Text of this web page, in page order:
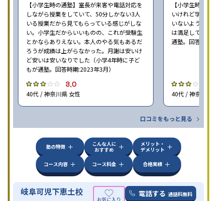
【小学生時の通塾】室長が来客や電話対応を
しながら授業をしていて、50分しかない3人
いる授業だから見てもらっている感じがしな
い。小学生だからいいものの、これが受験生
とかならありえない。本人のやる気もあるだ
ろうが成績は上がらなかった。月謝は安いけ
ど安いは安いなりでした（小学4年時に子ど
もが通塾。回答時期:2023年3月）
3.0
40代 / 神奈川県 女性
【小学生時の通
いけれど学校の
いないような部
は満足していま
通塾。回答時期
40代 / 神奈川県
口コミをもっと見る
塾の特徴
こんな人に
おすすめ
メリット・
デメリット
コース内容
コース料金 合格実績
岐阜可児下恵土校 電話する 通話料無料